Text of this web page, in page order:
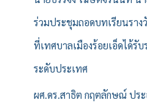
ร่วมประชุมถอดบทเรียนราง
ที่เทศบาลเมืองร้อยเอ็ดได้รั
ระดับประเทศ
ผศ.ดร.สาธิต กฤตลักษณ์ ปร